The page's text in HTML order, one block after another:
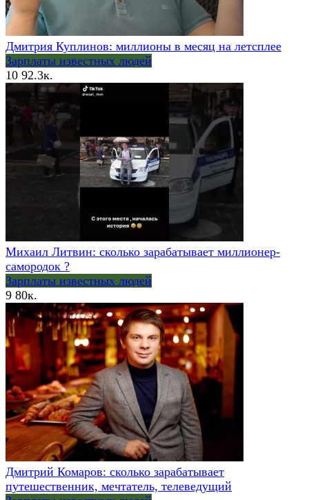
Дмитрия Куплинов: миллионы в месяц на летсплее
Зарплаты известных людей
10 92.3к.
Михаил Литвин: сколько зарабатывает миллионер-
самородок ?
Зарплаты известных людей
9 80к.
Дмитрий Комаров: сколько зарабатывает
путешественник, мечтатель, телеведущий